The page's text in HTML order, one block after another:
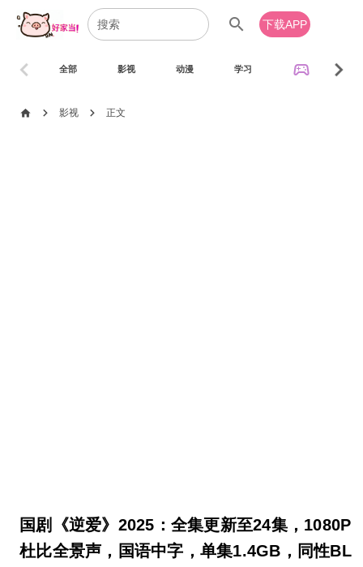
search 下载APP
全部 影视 动漫 学习 sports_esports
chevron_left chevron_right
home chevron_right 影视 chevron_right 正文
国剧《逆爱》2025：全集更新至24集，1080P
杜比全景声，国语中字，单集1.4GB，同性BL